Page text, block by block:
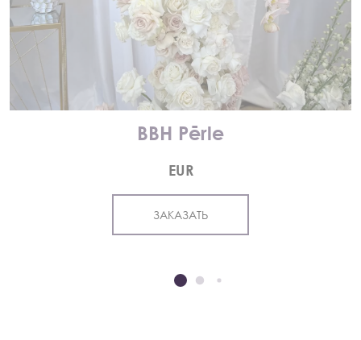
BBH Pērle
EUR
ЗАКАЗАТЬ